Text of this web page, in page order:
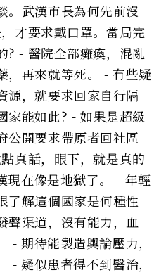
。武漢市長為何先前沒
才要求戴口罩。當局完
? - 醫院全部癱瘓，混亂
，再來就等死。 - 有些疑
源，就要求回家自行隔
家能如此? - 如果是超級
公開要求帶原者回社區
真話，眼下，就是真的
現在像是地獄了。 - 年輕
了解這個國家是何種性
聲渠道，沒有能力，血
- 期待能製造輿論壓力，
- 疑似患者得不到醫治，